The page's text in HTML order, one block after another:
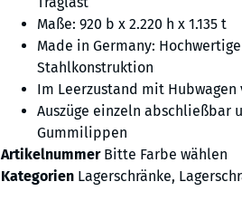
Maße: 920 b x 2.220 h x 1.135 t
Made in Germany:
Stahlkonstruktion
Im Leerzustand mit
Auszüge einzeln abschließbar
Gummilippen
Artikelnummer Bitte Farbe wählen
Kategorien Lagerschränke,